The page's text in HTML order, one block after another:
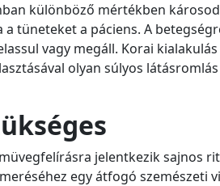
különböző mértékben
tüneteket a páciens. A
vagy megáll. Korai
olyan súlyos
jelentkezik sajnos
egy átfogó szemészeti